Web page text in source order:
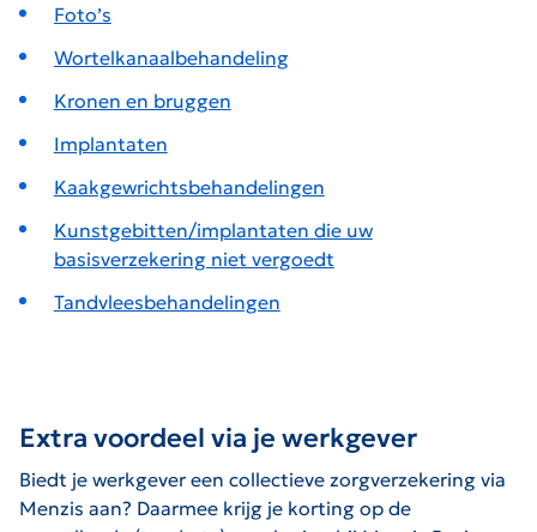
Foto’s
Wortelkanaalbehandeling
Kronen en bruggen
Implantaten
Kaakgewrichtsbehandelingen
Kunstgebitten/implantaten die uw
basisverzekering niet vergoedt
Tandvleesbehandelingen
Extra voordeel via je werkgever
Biedt je werkgever een collectieve zorgverzekering via
Menzis aan? Daarmee krijg je korting op de